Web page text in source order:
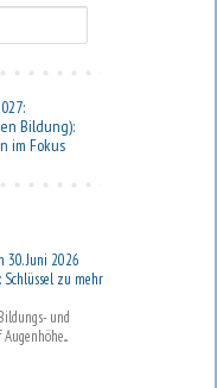
Bildung):
im Fokus
30. Juni 2026
Schlüssel zu mehr
und